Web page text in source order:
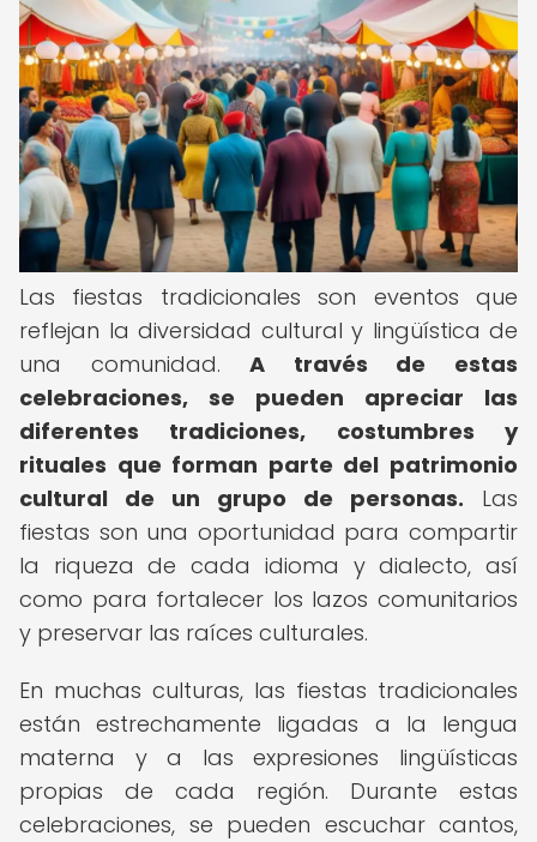
Las fiestas tradicionales son eventos que
reflejan la diversidad cultural y lingüística de
una comunidad.A través de estas
celebraciones, se pueden apreciar las
diferentes tradiciones, costumbres y
rituales que forman parte del patrimonio
cultural de un grupo de personas. Las
fiestas son una oportunidad para compartir
la riqueza de cada idioma y dialecto, así
como para fortalecer los lazos comunitarios
y preservar las raíces culturales.
En muchas culturas, las fiestas tradicionales
están estrechamente ligadas a la lengua
materna y a las expresiones lingüísticas
propias de cada región. Durante estas
celebraciones, se pueden escuchar cantos,